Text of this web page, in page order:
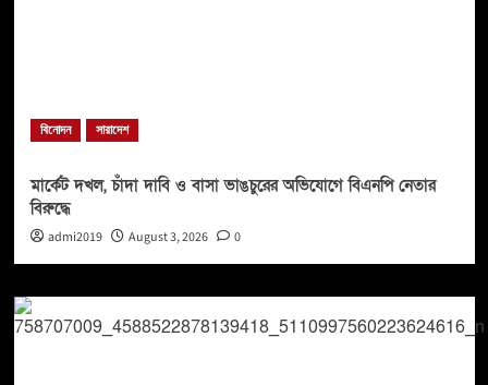
বিনোদন সারাদেশ
মার্কেট দখল, চাঁদা দাবি ও বাসা ভাঙচুরের অভিযোগে বিএনপি নেতার
বিরুদ্ধে
admi2019 August 3, 2026 0